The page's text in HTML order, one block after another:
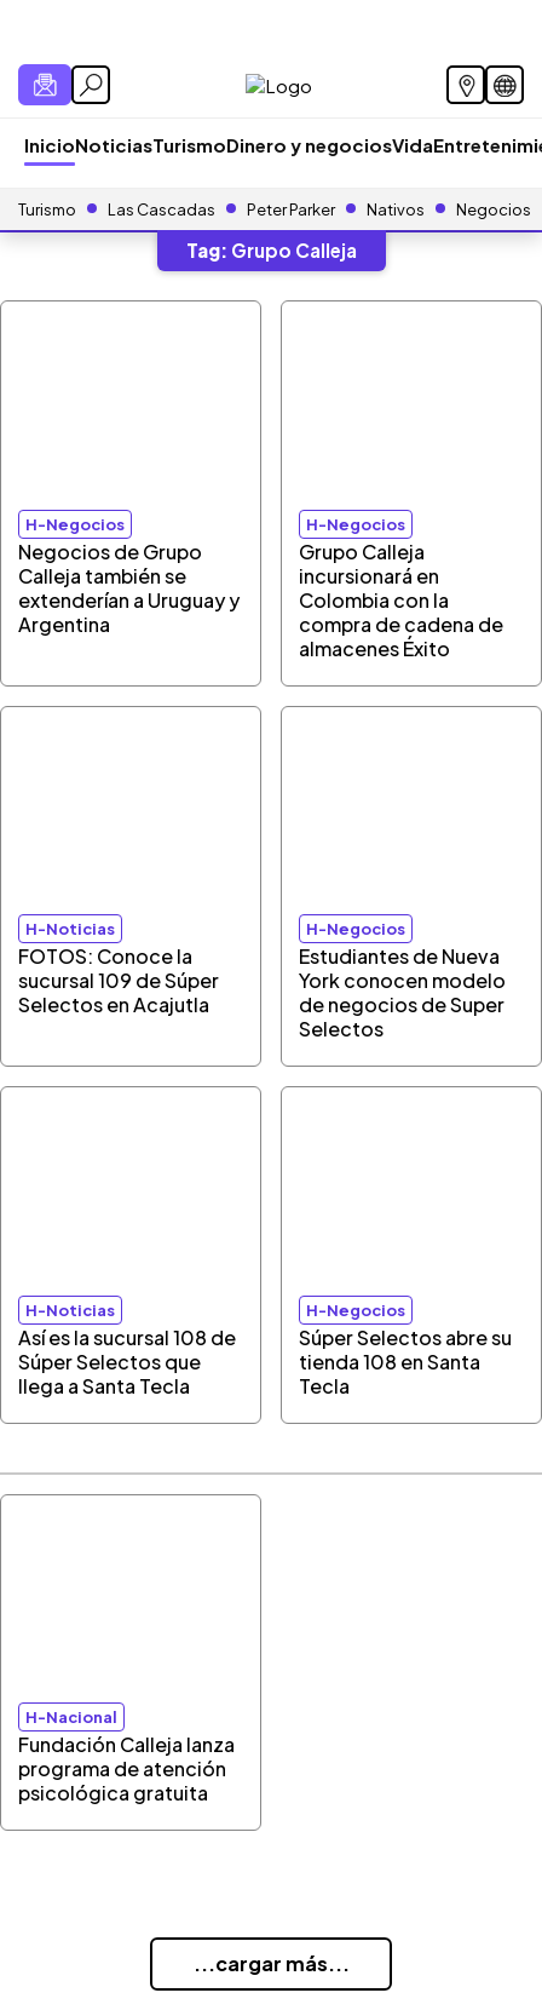
InicioNoticiasTurismoDinero y negociosVida
Turismo Las Cascadas Peter Parker Nativos Negocios
Tag: Grupo Calleja
H-Negocios
Negocios de Grupo
Calleja también se
extenderían a Uruguay y
Argentina
H-Negocios
Grupo Calleja
incursionará en
Colombia con la
compra de cadena de
almacenes Éxito
H-Noticias
FOTOS: Conoce la
sucursal 109 de Súper
Selectos en Acajutla
H-Negocios
Estudiantes de Nueva
York conocen modelo
de negocios de Super
Selectos
H-Noticias
Así es la sucursal 108 de
Súper Selectos que
llega a Santa Tecla
H-Negocios
Súper Selectos abre su
tienda 108 en Santa
Tecla
H-Nacional
Fundación Calleja lanza
programa de atención
psicológica gratuita
...cargar más...